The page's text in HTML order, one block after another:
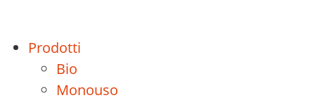
Prodotti
Bio
Monouso